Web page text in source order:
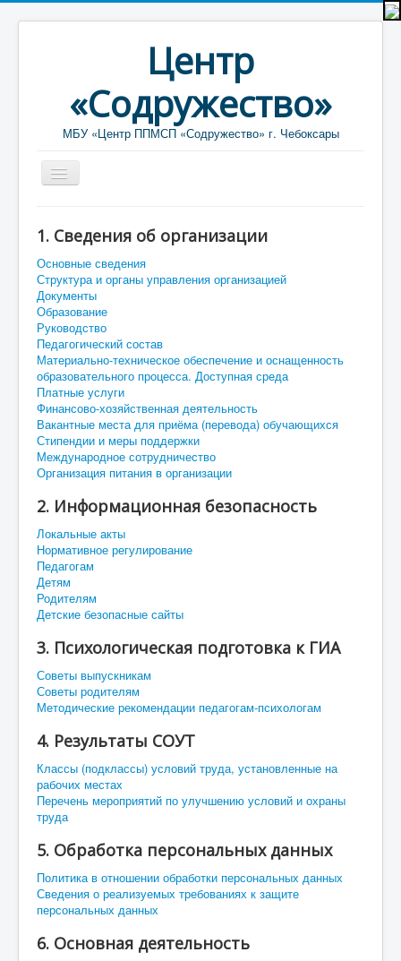
Центр
«Содружество»
МБУ «Центр ППМСП «Содружество» г. Чебоксары
Новости
Объявления
Услуги
1. Сведения об организации
Основные сведения
Структура и органы управления организацией
Документы
Образование
Руководство
Педагогический состав
Материально-техническое обеспечение и оснащенность
образовательного процесса. Доступная среда
Платные услуги
Финансово-хозяйственная деятельность
Вакантные места для приёма (перевода) обучающихся
Стипендии и меры поддержки
Международное сотрудничество
Организация питания в организации
2. Информационная безопасность
Локальные акты
Нормативное регулирование
Педагогам
Детям
Родителям
Детские безопасные сайты
3. Психологическая подготовка к ГИА
Советы выпускникам
Советы родителям
Методические рекомендации педагогам-психологам
4. Результаты СОУТ
Классы (подклассы) условий труда, установленные на
рабочих местах
Перечень мероприятий по улучшению условий и охраны
труда
5. Обработка персональных данных
Политика в отношении обработки персональных данных
Сведения о реализуемых требованиях к защите
персональных данных
6. Основная деятельность